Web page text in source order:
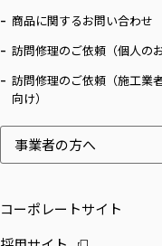
商品に関するお問い合わせ
訪問修理のご依頼（個人の
訪問修理のご依頼（施工業
向け）
事業者の方へ
コーポレートサイト